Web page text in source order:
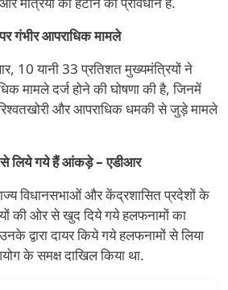
गंभीर आपराधिक मामले
10 यानी 33 प्रतिशत मुख्यमंत्रियों ने
मामले दर्ज होने की घोषणा की है, जिनमें
और आपराधिक धमकी से जुड़े मामले
से लिये गये हैं आंकड़े – एडीआर
विधानसभाओं और केंद्रशासित प्रदेशों के
की ओर से खुद दिये गये हलफनामों का
द्वारा दायर किये गये हलफनामों से लिया
के समक्ष दाखिल किया था.